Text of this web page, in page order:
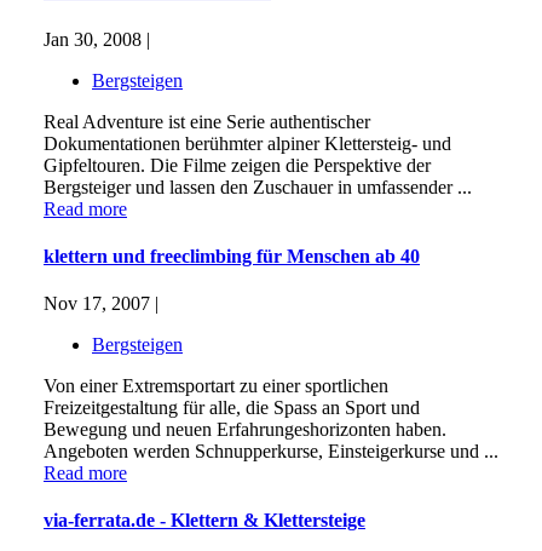
Jan 30, 2008 |
Bergsteigen
Real Adventure ist eine Serie authentischer
Dokumentationen berühmter alpiner Klettersteig- und
Gipfeltouren. Die Filme zeigen die Perspektive der
Bergsteiger und lassen den Zuschauer in umfassender ...
Read more
klettern und freeclimbing für Menschen ab 40
Nov 17, 2007 |
Bergsteigen
Von einer Extremsportart zu einer sportlichen
Freizeitgestaltung für alle, die Spass an Sport und
Bewegung und neuen Erfahrungeshorizonten haben.
Angeboten werden Schnupperkurse, Einsteigerkurse und ...
Read more
via-ferrata.de - Klettern & Klettersteige